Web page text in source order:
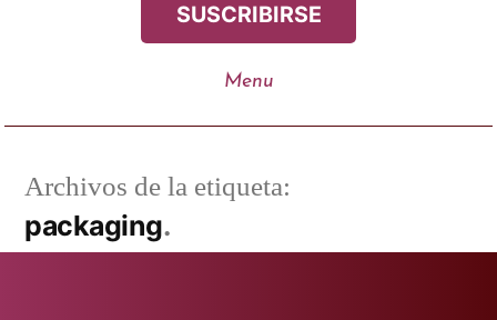
SUSCRIBIRSE
Archivos de la etiqueta:
packaging